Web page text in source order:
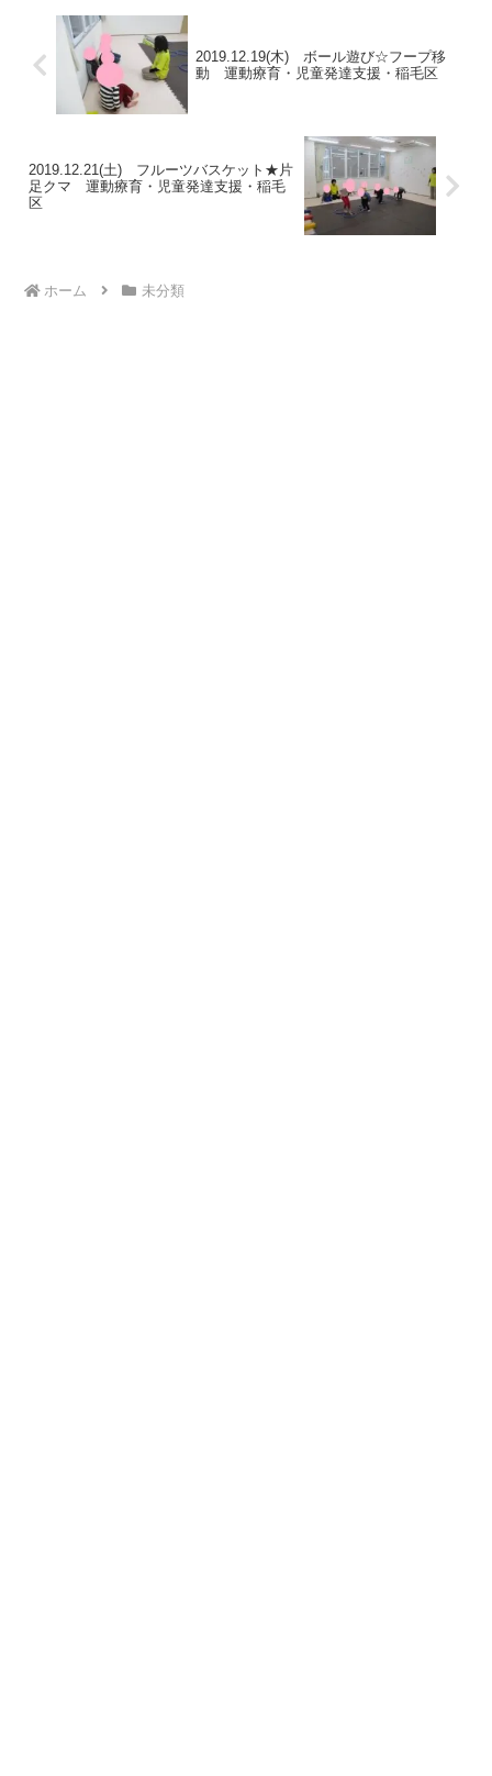
2019.12.19(木) ボール遊び☆フープ移
動 運動療育・児童発達支援・稲毛区
2019.12.21(土) フルーツバスケット★片
足クマ 運動療育・児童発達支援・稲毛
区
ホーム 未分類